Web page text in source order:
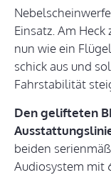
Einsatz. Am
nun wie ein
schick aus und
Fahrstabilität
Den gelifteten
beiden
Audiosystem mit